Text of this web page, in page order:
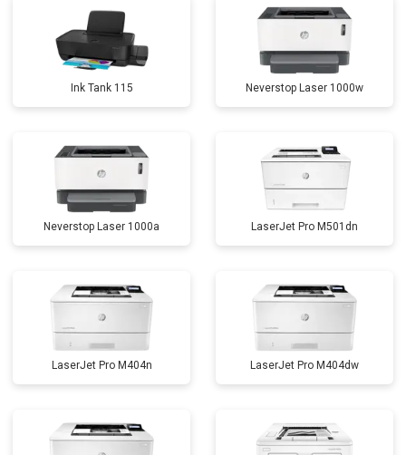
Ink Tank 115 Neverstop Laser 1000w
Neverstop Laser 1000a LaserJet Pro M501dn
LaserJet Pro M404n LaserJet Pro M404dw